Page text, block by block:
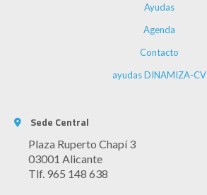
Ayudas
Agenda
Contacto
ayudas DINAMIZA-CV
Sede Central
Plaza Ruperto Chapí 3
03001 Alicante
Tlf. 965 148 638